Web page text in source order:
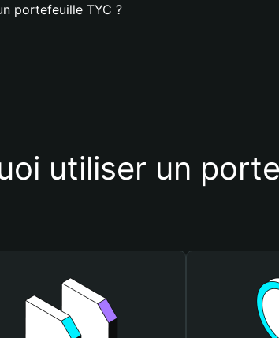
portefeuille TYC ?
utiliser un